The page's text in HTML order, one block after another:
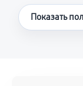
Что
Показать